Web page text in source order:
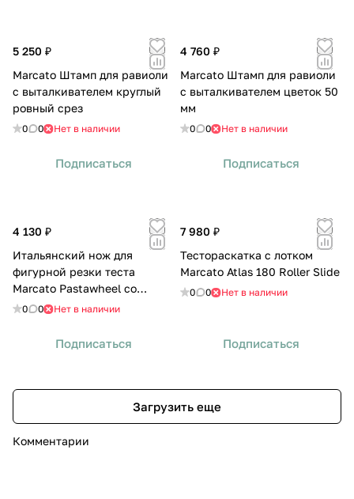
5 250 ₽
Marcato Штамп для равиоли
с выталкивателем круглый
ровный срез
0 0 Нет в наличии
Подписаться
4 760 ₽
Marcato Штамп для равиоли
с выталкивателем цветок 50
мм
0 0 Нет в наличии
Подписаться
4 130 ₽
Итальянский нож для
фигурной резки теста
Marcato Pastawheel со
сменными режущими
0 0 Нет в наличии
Подписаться
7 980 ₽
Тестораскатка с лотком
Marcato Atlas 180 Roller Slide
0 0 Нет в наличии
Подписаться
Загрузить еще
Комментарии